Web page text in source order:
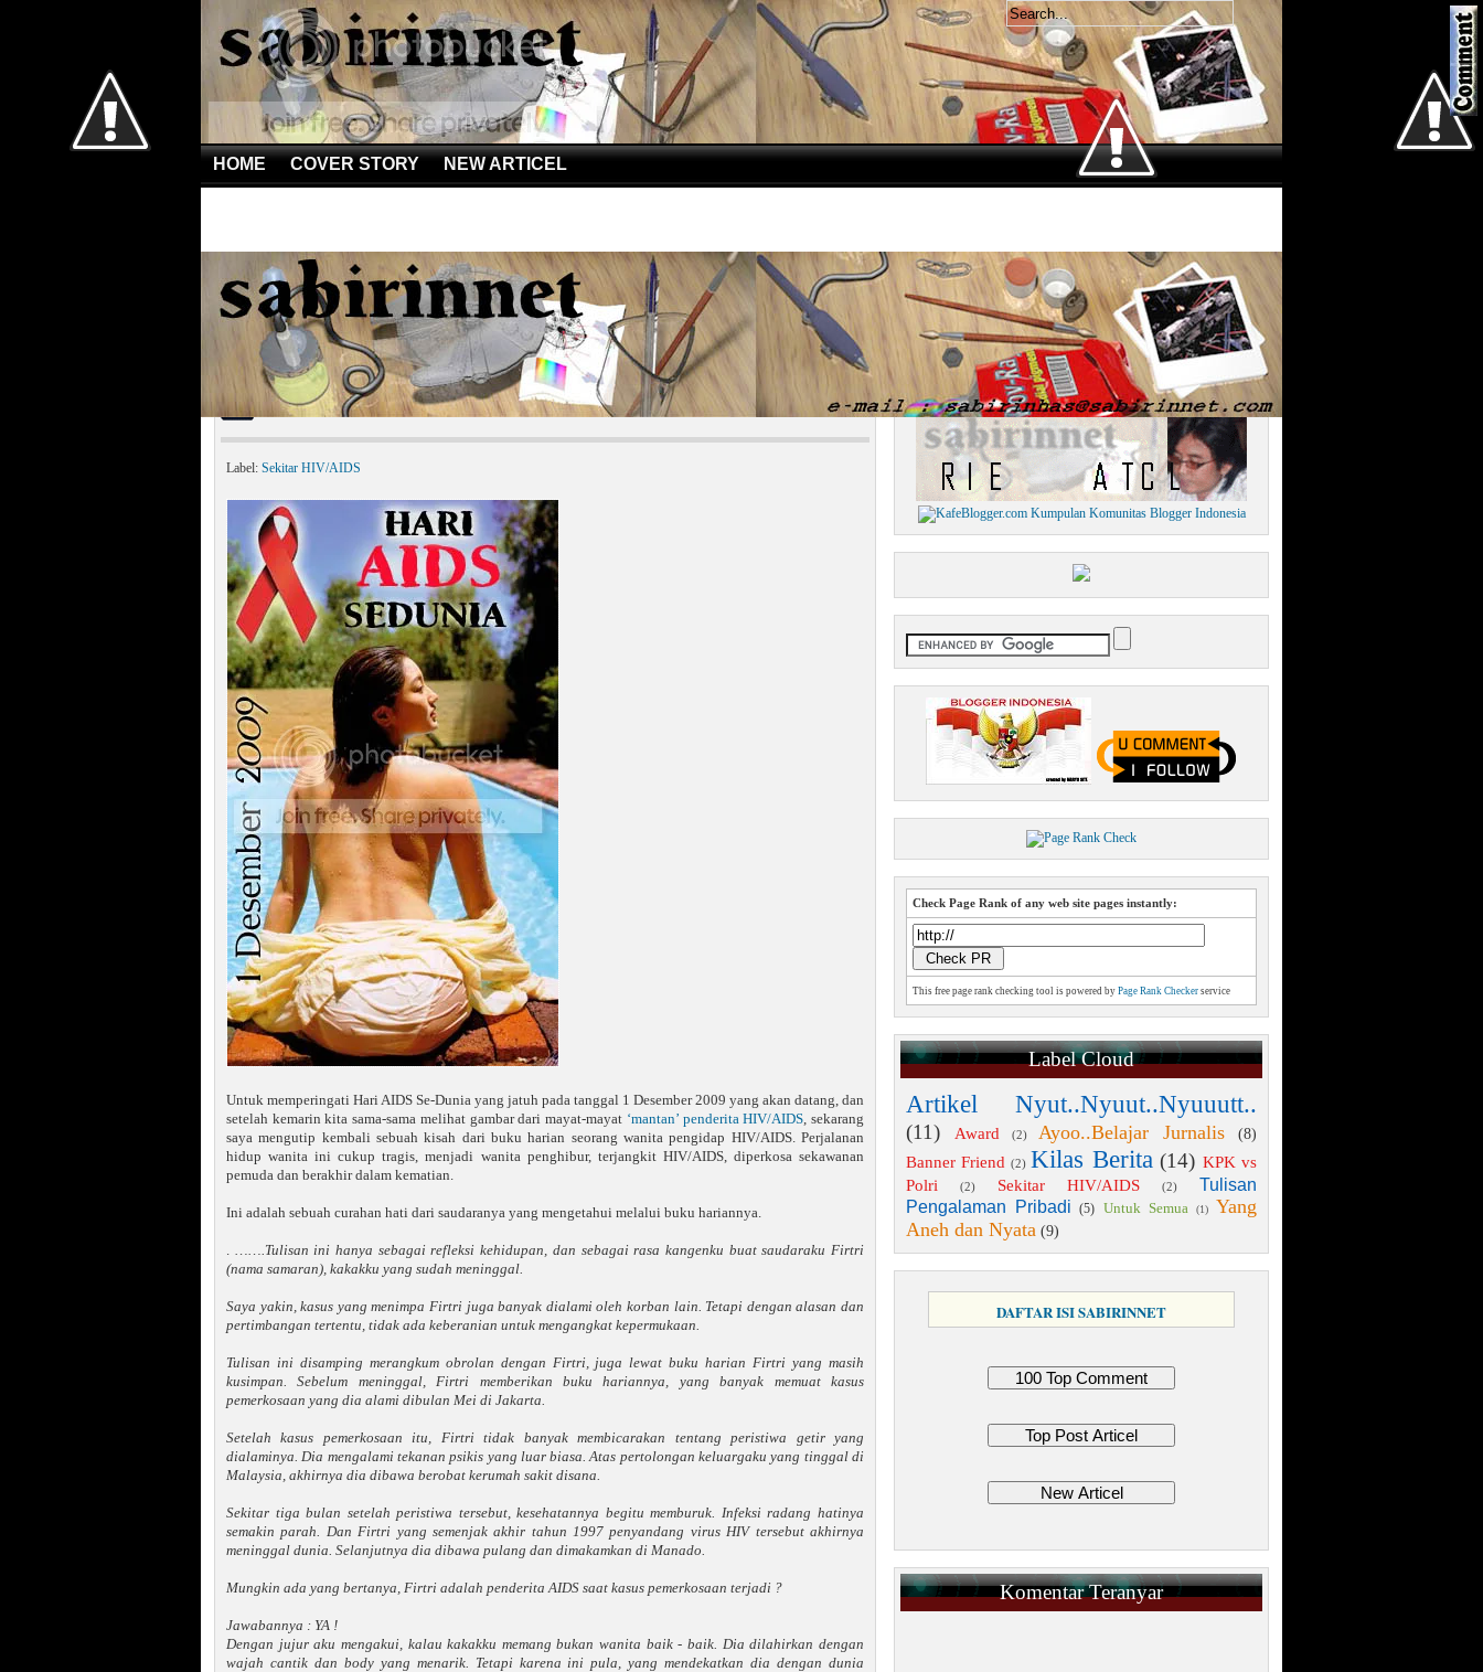
HOME COVER STORY NEW ARTICEL
Sekitar HIV/AIDS»Kisah Hidup Penderita AIDS | Curhat Cintia Untuk Saudaranya
Kisah Hidup Penderita AIDS | Curhat Cintia Untuk Saudaranya
Label: Sekitar HIV/AIDS
Untuk memperingati Hari AIDS Se-Dunia yang jatuh pada tanggal 1 Desember 2009 yang akan datang, dan
setelah kemarin kita sama-sama melihat gambar dari mayat-mayat ‘mantan’ penderita HIV/AIDS, sekarang
saya mengutip kembali sebuah kisah dari buku harian seorang wanita pengidap HIV/AIDS. Perjalanan
hidup wanita ini cukup tragis, menjadi wanita penghibur, terjangkit HIV/AIDS, diperkosa sekawanan
pemuda dan berakhir dalam kematian.
Ini adalah sebuah curahan hati dari saudaranya yang mengetahui melalui buku hariannya.
. …….Tulisan ini hanya sebagai refleksi kehidupan, dan sebagai rasa kangenku buat saudaraku Firtri
(nama samaran), kakakku yang sudah meninggal.
Saya yakin, kasus yang menimpa Firtri juga banyak dialami oleh korban lain. Tetapi dengan alasan dan
pertimbangan tertentu, tidak ada keberanian untuk mengangkat kepermukaan.
Tulisan ini disamping merangkum obrolan dengan Firtri, juga lewat buku harian Firtri yang masih
kusimpan. Sebelum meninggal, Firtri memberikan buku hariannya, yang banyak memuat kasus
pemerkosaan yang dia alami dibulan Mei di Jakarta.
Setelah kasus pemerkosaan itu, Firtri tidak banyak membicarakan tentang peristiwa getir yang
dialaminya. Dia mengalami tekanan psikis yang luar biasa. Atas pertolongan keluargaku yang tinggal di
Malaysia, akhirnya dia dibawa berobat kerumah sakit disana.
Sekitar tiga bulan setelah peristiwa tersebut, kesehatannya begitu memburuk. Infeksi radang hatinya
semakin parah. Dan Firtri yang semenjak akhir tahun 1997 penyandang virus HIV tersebut akhirnya
meninggal dunia. Selanjutnya dia dibawa pulang dan dimakamkan di Manado.
Mungkin ada yang bertanya, Firtri adalah penderita AIDS saat kasus pemerkosaan terjadi ?
Jawabannya : YA !
Dengan jujur aku mengakui, kalau kakakku memang bukan wanita baik - baik. Dia dilahirkan dengan
wajah cantik dan body yang menarik. Tetapi karena ini pula, yang mendekatkan dia dengan dunia
Welcome
Jum'at 7 Agustus 2026
Check Page Rank of any web site pages instantly:
This free page rank checking tool is powered by Page Rank Checker service
Label Cloud
Artikel Nyut..Nyuut..Nyuuutt..
(11) Award (2) Ayoo..Belajar Jurnalis
(8)
Banner Friend (2) Kilas Berita (14) KPK vs
Polri
(2) Sekitar HIV/AIDS (2)
Tulisan
Pengalaman Pribadi (5) Untuk Semua (1)
Yang
Aneh dan Nyata (9)
DAFTAR ISI SABIRINNET
Komentar Teranyar